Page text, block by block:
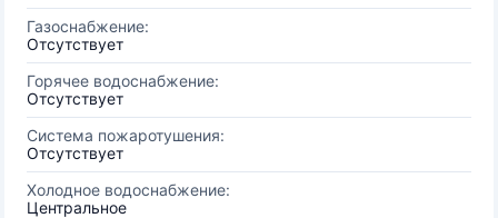
Газоснабжение:
Отсутствует
Горячее водоснабжение:
Отсутствует
Система пожаротушения:
Отсутствует
Холодное водоснабжение:
Центральное